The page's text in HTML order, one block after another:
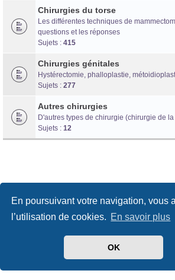
En poursuivant votre navigation, vous
l’utilisation de cookies. En savoir plus
OK
Chirurgies du torse
Les différentes techniques de
questions et les réponses
Sujets : 415
Chirurgies génitales
Hystérectomie, phalloplastie,
Sujets : 277
Autres chirurgies
D'autres types de chirurgie (chirurgie de
Sujets : 12
Index du forum Supprimer les cookies